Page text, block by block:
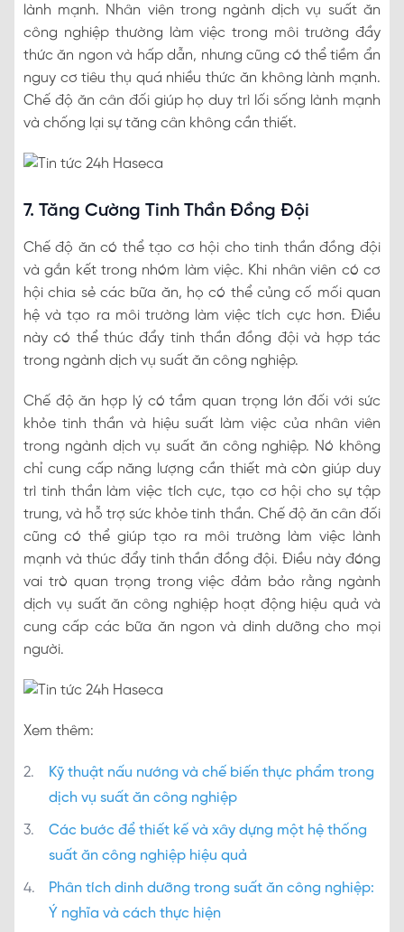
lành mạnh. Nhân viên trong ngành dịch vụ suất ăn
công nghiệp thường làm việc trong môi trường đầy
thức ăn ngon và hấp dẫn, nhưng cũng có thể tiềm ẩn
nguy cơ tiêu thụ quá nhiều thức ăn không lành mạnh.
Chế độ ăn cân đối giúp họ duy trì lối sống lành mạnh
và chống lại sự tăng cân không cần thiết.
7. Tăng Cường Tinh Thần Đồng Đội
Chế độ ăn có thể tạo cơ hội cho tinh thần đồng đội
và gắn kết trong nhóm làm việc. Khi nhân viên có cơ
hội chia sẻ các bữa ăn, họ có thể củng cố mối quan
hệ và tạo ra môi trường làm việc tích cực hơn. Điều
này có thể thúc đẩy tinh thần đồng đội và hợp tác
trong ngành dịch vụ suất ăn công nghiệp.
Chế độ ăn hợp lý có tầm quan trọng lớn đối với sức
khỏe tinh thần và hiệu suất làm việc của nhân viên
trong ngành dịch vụ suất ăn công nghiệp. Nó không
chỉ cung cấp năng lượng cần thiết mà còn giúp duy
trì tinh thần làm việc tích cực, tạo cơ hội cho sự tập
trung, và hỗ trợ sức khỏe tinh thần. Chế độ ăn cân đối
cũng có thể giúp tạo ra môi trường làm việc lành
mạnh và thúc đẩy tinh thần đồng đội. Điều này đóng
vai trò quan trọng trong việc đảm bảo rằng ngành
dịch vụ suất ăn công nghiệp hoạt động hiệu quả và
cung cấp các bữa ăn ngon và dinh dưỡng cho mọi
người.
Xem thêm:
Kỹ thuật nấu nướng và chế biến thực phẩm trong
dịch vụ suất ăn công nghiệp
Các bước để thiết kế và xây dựng một hệ thống
suất ăn công nghiệp hiệu quả
Phân tích dinh dưỡng trong suất ăn công nghiệp:
Ý nghĩa và cách thực hiện